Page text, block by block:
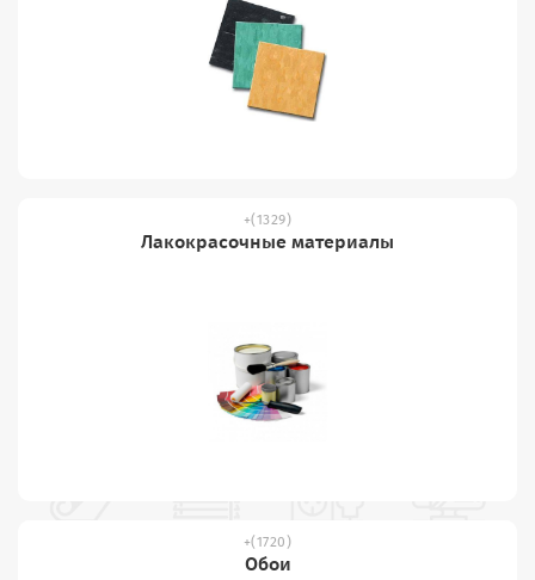
(1329)
Лакокрасочные материалы
(1720)
Обои